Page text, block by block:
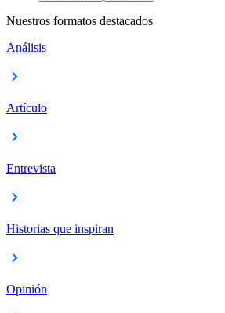
Nuestros formatos destacados
Análisis
Artículo
Entrevista
Historias que inspiran
Opinión